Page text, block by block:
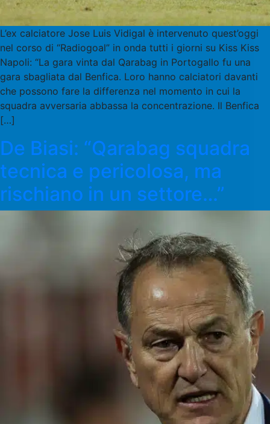
L’ex calciatore Jose Luis Vidigal è intervenuto quest’oggi
nel corso di “Radiogoal” in onda tutti i giorni su Kiss Kiss
Napoli: “La gara vinta dal Qarabag in Portogallo fu una
gara sbagliata dal Benfica. Loro hanno calciatori davanti
che possono fare la differenza nel momento in cui la
squadra avversaria abbassa la concentrazione. Il Benfica
[…]
De Biasi: “Qarabag squadra
tecnica e pericolosa, ma
rischiano in un settore…”